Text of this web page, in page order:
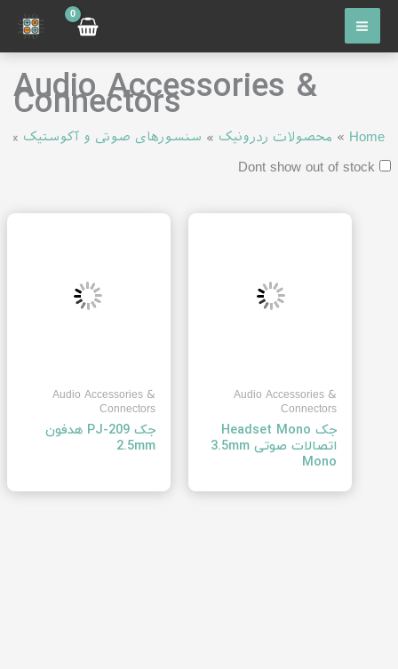
پرش
محتوا
Audio Accessories &
Connectors
Home
» محصولات ردرونیک » سنسورهای صوتی و آکوستیک »
Dont show out of stock
Audio Accessories &
Connectors
جک Headset Mono
اتصالات صوتی 3.5mm
Mono
Audio Accessories &
Connectors
جک PJ-209 هدفون
2.5mm